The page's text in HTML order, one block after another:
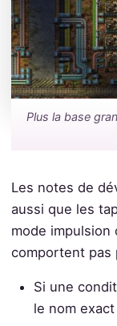
Plus la base
Les notes de
aussi que les
mode impulsion
comportent pas
Si une
le nom